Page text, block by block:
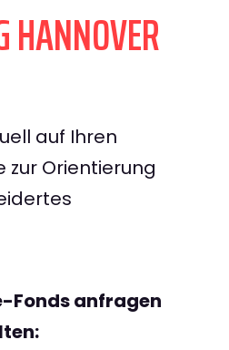
HANNOVER
auf Ihren
zur Orientierung
Fonds anfragen